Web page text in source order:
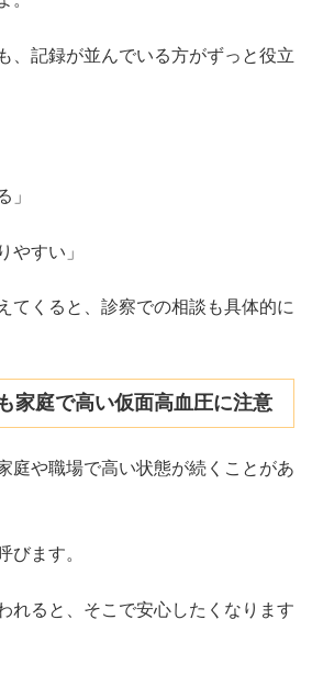
、記録が並んでいる方がずっと役立
」
やすい」
てくると、診察での相談も具体的に
家庭で高い仮面高血圧に注意
庭や職場で高い状態が続くことがあ
びます。
れると、そこで安心したくなります